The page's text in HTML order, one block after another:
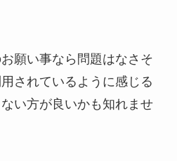
願い事なら問題はなさそ
されているように感じる
い方が良いかも知れませ